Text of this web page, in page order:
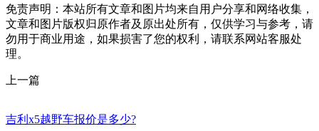
免责声明：本站所有文章和图片均来自用户分享和网络收集，
文章和图片版权归原作者及原出处所有，仅供学习与参考，请
勿用于商业用途，如果损害了您的权利，请联系网站客服处
理。
上一篇
吉利x5越野车报价是多少?